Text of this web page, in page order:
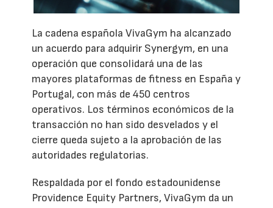
La cadena española VivaGym ha alcanzado
un acuerdo para adquirir Synergym, en una
operación que consolidará una de las
mayores plataformas de fitness en España y
Portugal, con más de 450 centros
operativos. Los términos económicos de la
transacción no han sido desvelados y el
cierre queda sujeto a la aprobación de las
autoridades regulatorias.
Respaldada por el fondo estadounidense
Providence Equity Partners, VivaGym da un